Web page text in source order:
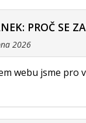
PROČ SE
2026
webu jsme pro